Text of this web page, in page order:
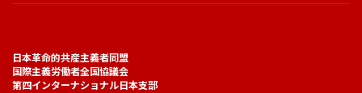
日本革命的共産主義者同盟
国際主義労働者全国協議会
第四インターナショナル日本支部